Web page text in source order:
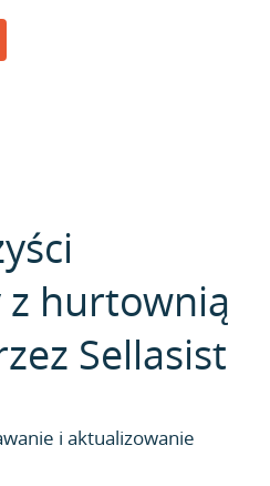
z hurtownią
Sellasist
i aktualizowanie